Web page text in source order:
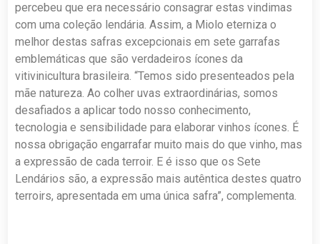
percebeu que era necessário consagrar estas vindimas
com uma coleção lendária. Assim, a Miolo eterniza o
melhor destas safras excepcionais em sete garrafas
emblemáticas que são verdadeiros ícones da
vitivinicultura brasileira. “Temos sido presenteados pela
mãe natureza. Ao colher uvas extraordinárias, somos
desafiados a aplicar todo nosso conhecimento,
tecnologia e sensibilidade para elaborar vinhos ícones. É
nossa obrigação engarrafar muito mais do que vinho, mas
a expressão de cada terroir. E é isso que os Sete
Lendários são, a expressão mais autêntica destes quatro
terroirs, apresentada em uma única safra”, complementa.